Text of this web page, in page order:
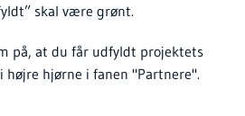
skal være grønt.
på, at du får udfyldt projektets
hjørne i fanen "Partnere".